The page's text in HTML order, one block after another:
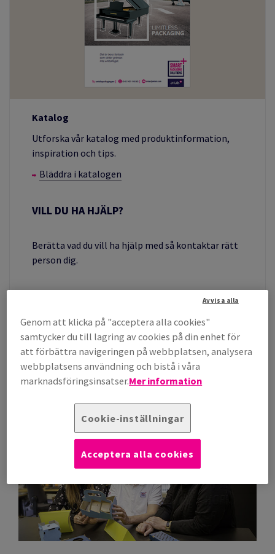
Katalog
Utforska vår katalog med produktinformation,
inspiration och tips.
Bläddra i katalogen
VILL DU HA HJÄLP?
Berätta vad du vill ha hjälp med så kontaktar rätt
person dig.
Vår expertis: Att designa innovativa
Genom att klicka på "acceptera alla cookies"
samtycker du till lagring av cookies på din enhet för
att förbättra navigeringen på webbplatsen, analysera
webbplatsens användning och bistå i våra
marknadsföringsinsatser.Mer information
Cookie-inställningar
Avvisa alla
Acceptera alla cookies